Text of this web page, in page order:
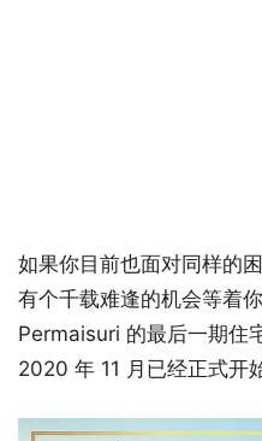
如果你目前也面对同样的
有个千载难逢的机会等着
Permaisuri 的最后一期住
2020 年 11 月已经正式开